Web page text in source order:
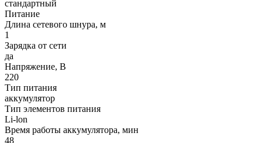
стандартный
Питание
Длина сетевого шнура, м
1
Зарядка от сети
да
Напряжение, В
220
Тип питания
аккумулятор
Тип элементов питания
Li-lon
Время работы аккумулятора, мин
48